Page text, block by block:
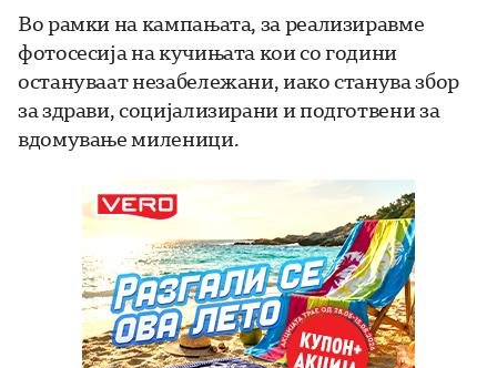
Во рамки на кампањата, за реализиравме
фотосесија на кучињата кои со години
остануваат незабележани, иако станува збор
за здрави, социјализирани и подготвени за
вдомување миленици.